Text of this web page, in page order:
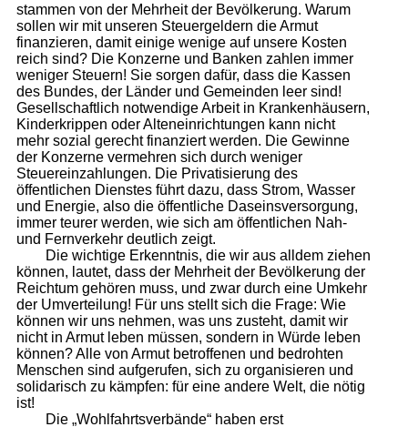
stammen von der Mehrheit der Bevölkerung. Warum
sollen wir mit unseren Steuergeldern die Armut
finanzieren, damit einige wenige auf unsere Kosten
reich sind? Die Konzerne und Banken zahlen immer
weniger Steuern! Sie sorgen dafür, dass die Kassen
des Bundes, der Länder und Gemeinden leer sind!
Gesellschaftlich notwendige Arbeit in Krankenhäusern,
Kinderkrippen oder Alteneinrichtungen kann nicht
mehr sozial gerecht finanziert werden. Die Gewinne
der Konzerne vermehren sich durch weniger
Steuereinzahlungen. Die Privatisierung des
öffentlichen Dienstes führt dazu, dass Strom, Wasser
und Energie, also die öffentliche Daseinsversorgung,
immer teurer werden, wie sich am öffentlichen Nah-
und Fernverkehr deutlich zeigt.
Die wichtige Erkenntnis, die wir aus alldem ziehen
können, lautet, dass der Mehrheit der Bevölkerung der
Reichtum gehören muss, und zwar durch eine Umkehr
der Umverteilung! Für uns stellt sich die Frage: Wie
können wir uns nehmen, was uns zusteht, damit wir
nicht in Armut leben müssen, sondern in Würde leben
können? Alle von Armut betroffenen und bedrohten
Menschen sind aufgerufen, sich zu organisieren und
solidarisch zu kämpfen: für eine andere Welt, die nötig
ist!
Die „Wohlfahrtsverbände“ haben erst